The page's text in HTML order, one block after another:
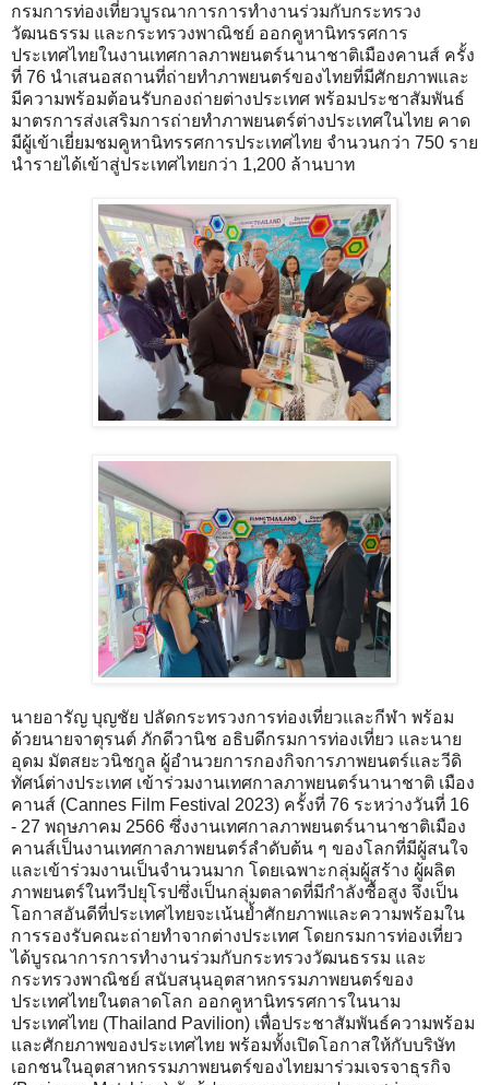
กรมการท่องเที่ยวบูรณาการการทำงานร่วมกับกระทรวง
วัฒนธรรม และกระทรวงพาณิชย์ ออกคูหานิทรรศการ
ประเทศไทยในงานเทศกาลภาพยนตร์นานาชาติเมืองคานส์ ครั้ง
ที่ 76 นำเสนอสถานที่ถ่ายทำภาพยนตร์ของไทยที่มีศักยภาพและ
มีความพร้อมต้อนรับกองถ่ายต่างประเทศ พร้อมประชาสัมพันธ์
มาตรการส่งเสริมการถ่ายทำภาพยนตร์ต่างประเทศในไทย คาด
มีผู้เข้าเยี่ยมชมคูหานิทรรศการประเทศไทย จำนวนกว่า 750 ราย
นำรายได้เข้าสู่ประเทศไทยกว่า 1,200 ล้านบาท
นายอารัญ บุญชัย ปลัดกระทรวงการท่องเที่ยวและกีฬา พร้อม
ด้วยนายจาตุรนต์ ภักดีวานิช อธิบดีกรมการท่องเที่ยว และนาย
อุดม มัตสยะวนิชกูล ผู้อำนวยการกองกิจการภาพยนตร์และวีดิ
ทัศน์ต่างประเทศ เข้าร่วมงานเทศกาลภาพยนตร์นานาชาติ เมือง
คานส์ (Cannes Film Festival 2023) ครั้งที่ 76 ระหว่างวันที่ 16
- 27 พฤษภาคม 2566 ซึ่งงานเทศกาลภาพยนตร์นานาชาติเมือง
คานส์เป็นงานเทศกาลภาพยนตร์ลำดับต้น ๆ ของโลกที่มีผู้สนใจ
และเข้าร่วมงานเป็นจำนวนมาก โดยเฉพาะกลุ่มผู้สร้าง ผู้ผลิต
ภาพยนตร์ในทวีปยุโรปซึ่งเป็นกลุ่มตลาดที่มีกำลังซื้อสูง จึงเป็น
โอกาสอันดีที่ประเทศไทยจะเน้นย้ำศักยภาพและความพร้อมใน
การรองรับคณะถ่ายทำจากต่างประเทศ โดยกรมการท่องเที่ยว
ได้บูรณาการการทำงานร่วมกับกระทรวงวัฒนธรรม และ
กระทรวงพาณิชย์ สนับสนุนอุตสาหกรรมภาพยนตร์ของ
ประเทศไทยในตลาดโลก ออกคูหานิทรรศการในนาม
ประเทศไทย (Thailand Pavilion) เพื่อประชาสัมพันธ์ความพร้อม
และศักยภาพของประเทศไทย พร้อมทั้งเปิดโอกาสให้กับบริษัท
เอกชนในอุตสาหกรรมภาพยนตร์ของไทยมาร่วมเจรจาธุรกิจ